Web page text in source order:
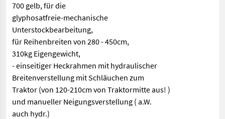
700 gelb, für die
glyphosatfreie-mechanische
Unterstockbearbeitung,
für Reihenbreiten von 280 - 450cm,
310kg Eigengewicht,
- einseitiger Heckrahmen mit hydraulischer
Breitenverstellung mit Schläuchen zum
Traktor (von 120-210cm von Traktormitte aus! )
und manueller Neigungsverstellung ( a.W.
auch hydr.)